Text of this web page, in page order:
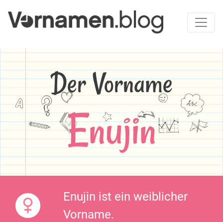
Der Vorname
Enujin
Enujin ist ein weiblicher
Vorname.